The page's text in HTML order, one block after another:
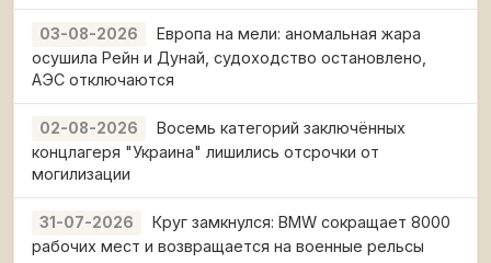
03-08-2026
Европа на мели: аномальная жара
осушила Рейн и Дунай, судоходство остановлено,
АЭС отключаются
02-08-2026
Восемь категорий заключённых
концлагеря "Украина" лишились отсрочки от
могилизации
31-07-2026
Круг замкнулся: BMW сокращает 8000
рабочих мест и возвращается на военные рельсы